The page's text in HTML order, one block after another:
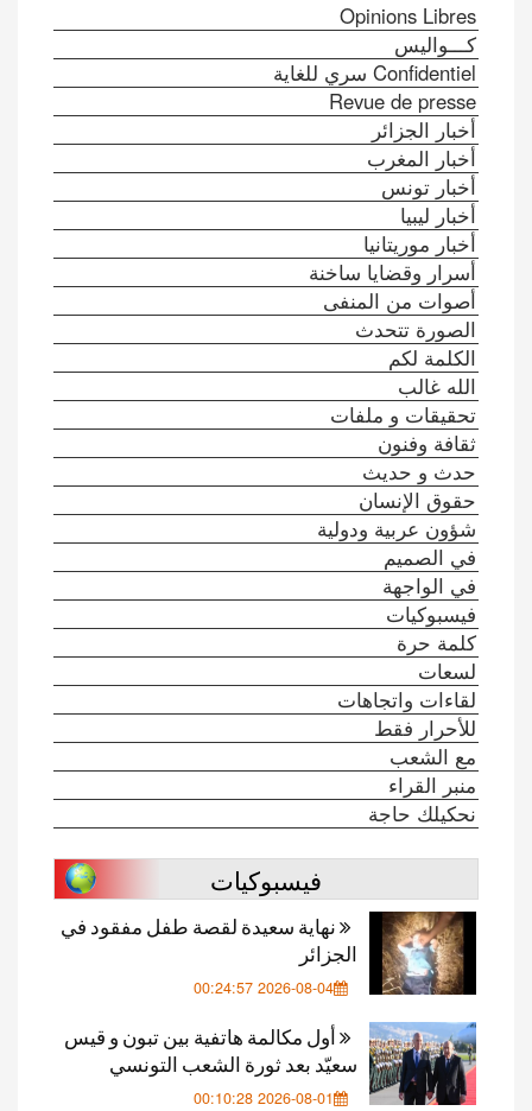
Opinions Libres
كـــواليس
Confidentiel سري للغاية
Revue de presse
أخبار الجزائر
أخبار المغرب
أخبار تونس
أخبار ليبيا
أخبار موريتانيا
أسرار وقضايا ساخنة
أصوات من المنفى
الصورة تتحدث
الكلمة لكم
الله غالب
تحقيقات و ملفات
ثقافة وفنون
حدث و حديث
حقوق الإنسان
شؤون عربية ودولية
في الصميم
في الواجهة
فيسبوكيات
كلمة حرة
لسعات
لقاءات واتجاهات
للأحرار فقط
مع الشعب
منبر القراء
نحكيلك حاجة
فيسبوكيات
نهاية سعيدة لقصة طفل مفقود في
الجزائر
2026-08-04 00:24:57
أول مكالمة هاتفية بين تبون و قيس
سعيّد بعد ثورة الشعب التونسي
2026-08-01 00:10:28